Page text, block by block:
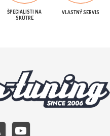
ŠPECIALISTI NA
SKÚTRE
VLASTNÝ SERVIS